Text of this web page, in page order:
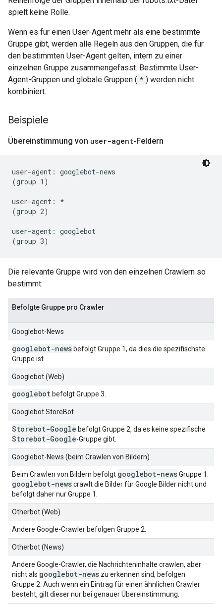
spielt keine Rolle.
Wenn es für einen User-Agent mehr als eine bestimmte
Gruppe gibt, werden alle Regeln aus den Gruppen, die für
den bestimmten User-Agent gelten, intern zu einer
einzelnen Gruppe zusammengefasst. Bestimmte User-
Agent-Gruppen und globale Gruppen ( * ) werden nicht
kombiniert.
Beispiele
Übereinstimmung von user-agent-Feldern
user-agent: googlebot-news
(group 1)
user-agent: *
(group 2)
user-agent: googlebot
Die relevante Gruppe wird von den einzelnen Crawlern so
bestimmt:
Befolgte Gruppe pro Crawler
Googlebot-News
googlebot-news befolgt Gruppe 1, da dies die spezifischste
Gruppe ist.
Googlebot (Web)
googlebot befolgt Gruppe 3.
Googlebot StoreBot
Storebot-Google befolgt Gruppe 2, da es keine spezifische
Storebot-Google-Gruppe gibt.
Googlebot-News (beim Crawlen von Bildern)
Beim Crawlen von Bildern befolgt googlebot-newsGruppe 1.
googlebot-newscrawlt die Bilder für Google Bilder nicht und
befolgt daher nur Gruppe 1.
Otherbot (Web)
Andere Google-Crawler befolgen Gruppe 2.
Otherbot (News)
Andere Google-Crawler, die Nachrichteninhalte crawlen, aber
nicht als googlebot-news zu erkennen sind, befolgen
Gruppe 2. Auch wenn ein Eintrag für einen ähnlichen Crawler
besteht, gilt dieser nur bei genauer Übereinstimmung.